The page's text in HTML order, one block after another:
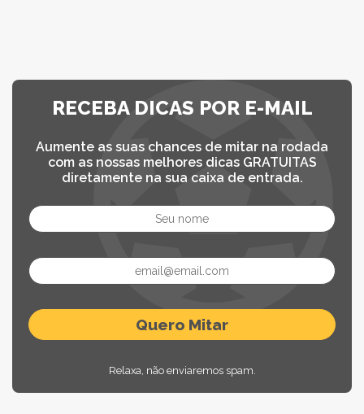
RECEBA DICAS POR E-MAIL
Aumente as suas chances de mitar na rodada
com as nossas melhores dicas GRATUITAS
diretamente na sua caixa de entrada.
Relaxa, não enviaremos spam.